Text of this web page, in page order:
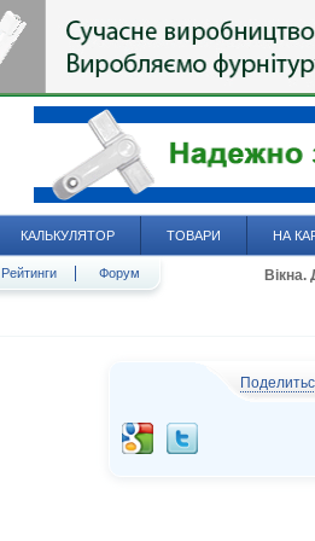
КАЛЬКУЛЯТОР ТОВАРИ НА
Рейтинги Форум Вікна.